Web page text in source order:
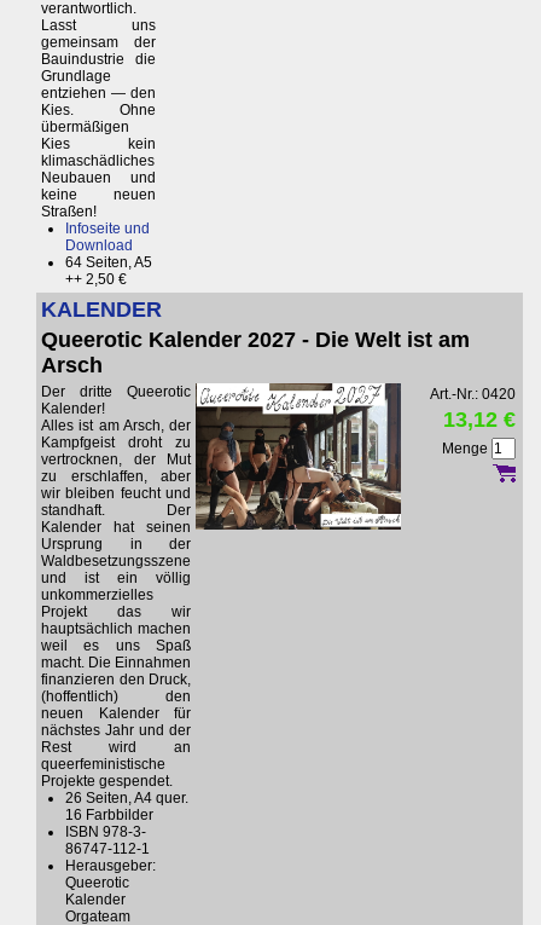
verantwortlich.
Lasst uns
gemeinsam der
Bauindustrie die
Grundlage
entziehen — den
Kies. Ohne
übermäßigen
Kies kein
klimaschädliches
Neubauen und
keine neuen
Straßen!
Infoseite und
Download
64 Seiten, A5
++ 2,50 €
KALENDER
Queerotic Kalender 2027 - Die Welt ist am
Arsch
Der dritte Queerotic
Kalender!
Alles ist am Arsch, der
Kampfgeist droht zu
vertrocknen, der Mut
zu erschlaffen, aber
wir bleiben feucht und
standhaft. Der
Kalender hat seinen
Ursprung in der
Waldbesetzungsszene
und ist ein völlig
unkommerzielles
Projekt das wir
hauptsächlich machen
weil es uns Spaß
macht. Die Einnahmen
finanzieren den Druck,
(hoffentlich) den
neuen Kalender für
nächstes Jahr und der
Rest wird an
queerfeministische
Projekte gespendet.
26 Seiten, A4 quer.
16 Farbbilder
ISBN 978-3-
86747-112-1
Herausgeber:
Queerotic
Kalender
Orgateam
Art.-Nr.: 0420
13,12 €
Menge